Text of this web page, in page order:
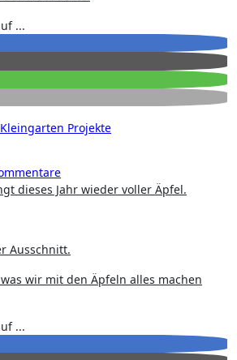
...
Projekte
dieses Jahr wieder voller Äpfel.
Ausschnitt.
wir mit den Äpfeln alles machen
...